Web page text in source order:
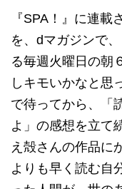
『SPA！』に連載
を、dマガジンで
る毎週火曜日の朝
しキモいかなと思
で待ってから、「
よ」の感想を立て
え殻さんの作品に
よりも早く読む自